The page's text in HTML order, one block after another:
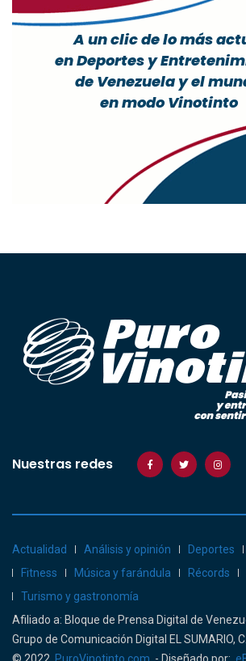
Nuestras redes
Actualidad Análisis y opinión Deportes
Fitness
Música y farándula Récords
Turismo y gastronomía
Afiliado a: Bloque de Prensa Digital de
Grupo de Comunicación Digital EL SUMARIO,
© 2022 PuroVinotinto.com - Diseñado por: